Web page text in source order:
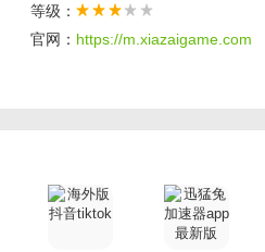
专为定制家居安装师傅提供的
括全屋整装类（定制衣柜、橱
与商家达成长期合作关系，通
、补价、服务过程汇报、轻松
况进行选择接单，轻松接单赚
等级：
官网： https://m.xiazaigame.com